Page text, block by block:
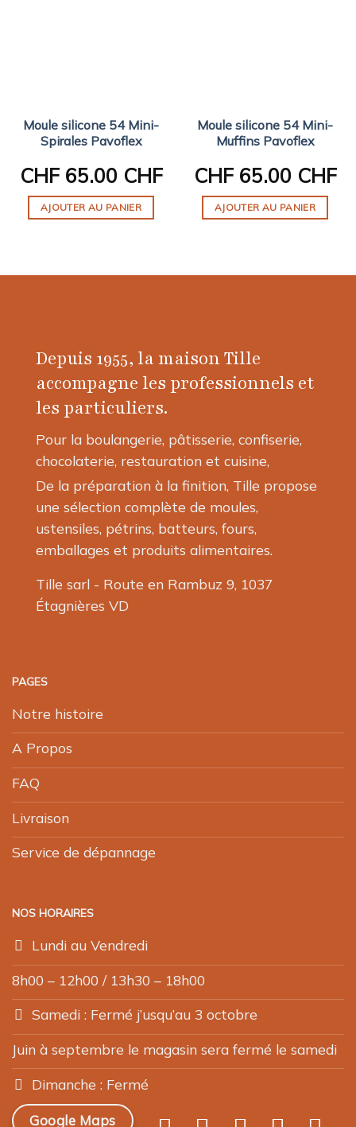
Moule silicone 54 Mini-
Spirales Pavoflex
CHF65.00 CHF
AJOUTER AU PANIER
Moule silicone 54 Mini-
Muffins Pavoflex
CHF65.00 CHF
AJOUTER AU PANIER
Depuis 1955, la maison Tille
accompagne les professionnels et
les particuliers.
Pour la boulangerie, pâtisserie, confiserie,
chocolaterie, restauration et cuisine,
De la préparation à la finition, Tille propose
une sélection complète de moules,
ustensiles, pétrins, batteurs, fours,
emballages et produits alimentaires.
Tille sarl - Route en Rambuz 9, 1037
Étagnières VD
PAGES
Notre histoire
A Propos
FAQ
Livraison
Service de dépannage
NOS HORAIRES
Lundi au Vendredi
8h00 – 12h00 / 13h30 – 18h00
Samedi : Fermé j’usqu’au 3 octobre
Juin à septembre le magasin sera fermé le samedi
Dimanche : Fermé
Google Maps